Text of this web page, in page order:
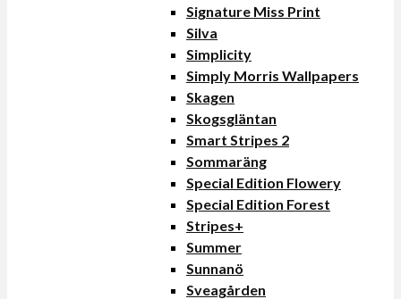
Signature Miss Print
Silva
Simplicity
Simply Morris Wallpapers
Skagen
Skogsgläntan
Smart Stripes 2
Sommaräng
Special Edition Flowery
Special Edition Forest
Stripes+
Summer
Sunnanö
Sveagården